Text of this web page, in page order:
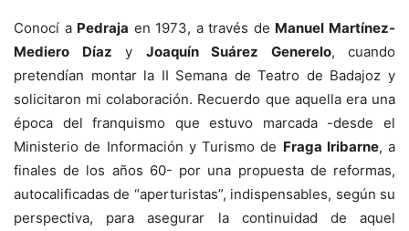
Conocí a Pedraja en 1973, a través de Manuel Martínez-
Mediero Díaz y Joaquín Suárez Generelo, cuando
pretendían montar la II Semana de Teatro de Badajoz y
solicitaron mi colaboración. Recuerdo que aquella era una
época del franquismo que estuvo marcada -desde el
Ministerio de Información y Turismo de Fraga Iribarne, a
finales de los años 60- por una propuesta de reformas,
autocalificadas de “aperturistas”, indispensables, según su
perspectiva, para asegurar la continuidad de aquel